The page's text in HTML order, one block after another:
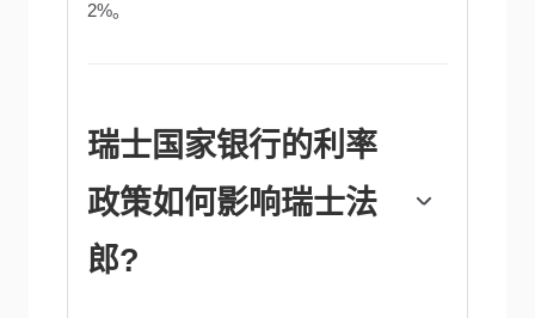
2%。
瑞士国家银行的利率
政策如何影响瑞士法
郎?